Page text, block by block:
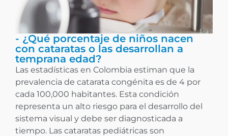
- ¿Qué porcentaje de niños nacen
con cataratas o las desarrollan a
temprana edad?
Las estadísticas en Colombia estiman que la
prevalencia de catarata congénita es de 4 por
cada 100,000 habitantes. Esta condición
representa un alto riesgo para el desarrollo del
sistema visual y debe ser diagnosticada a
tiempo. Las cataratas pediátricas son